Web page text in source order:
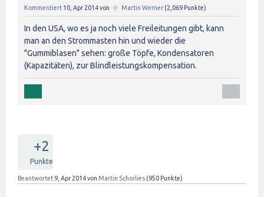
Kommentiert 10, Apr 2014von ✦ Martin Werner (2,069 Punkte)
In den USA, wo es ja noch viele Freileitungen gibt, kann
man an den Strommasten hin und wieder die
"Gummiblasen" sehen: große Töpfe, Kondensatoren
(Kapazitäten), zur Blindleistungskompensation.
+2
Punkte
Beantwortet 9, Apr 2014von Martin Schorlies (950 Punkte)